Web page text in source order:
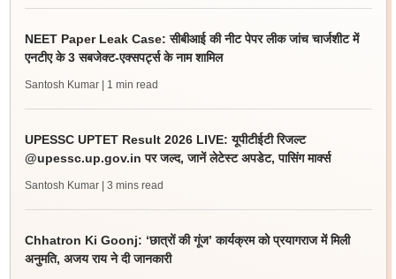
NEET Paper Leak Case: सीबीआई की नीट पेपर लीक जांच चार्जशीट में
एनटीए के 3 सबजेक्ट-एक्सपर्ट्स के नाम शामिल
Santosh Kumar | 1 min read
UPESSC UPTET Result 2026 LIVE: यूपीटीईटी रिजल्ट
@upessc.up.gov.in पर जल्द, जानें लेटेस्ट अपडेट, पासिंग मार्क्स
Santosh Kumar | 3 mins read
Chhatron Ki Goonj: ‘छात्रों की गूंज’ कार्यक्रम को प्रयागराज में मिली
अनुमति, अजय राय ने दी जानकारी